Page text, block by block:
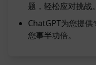
题，轻松应对挑战。
ChatGPT为您提
您事半功倍。